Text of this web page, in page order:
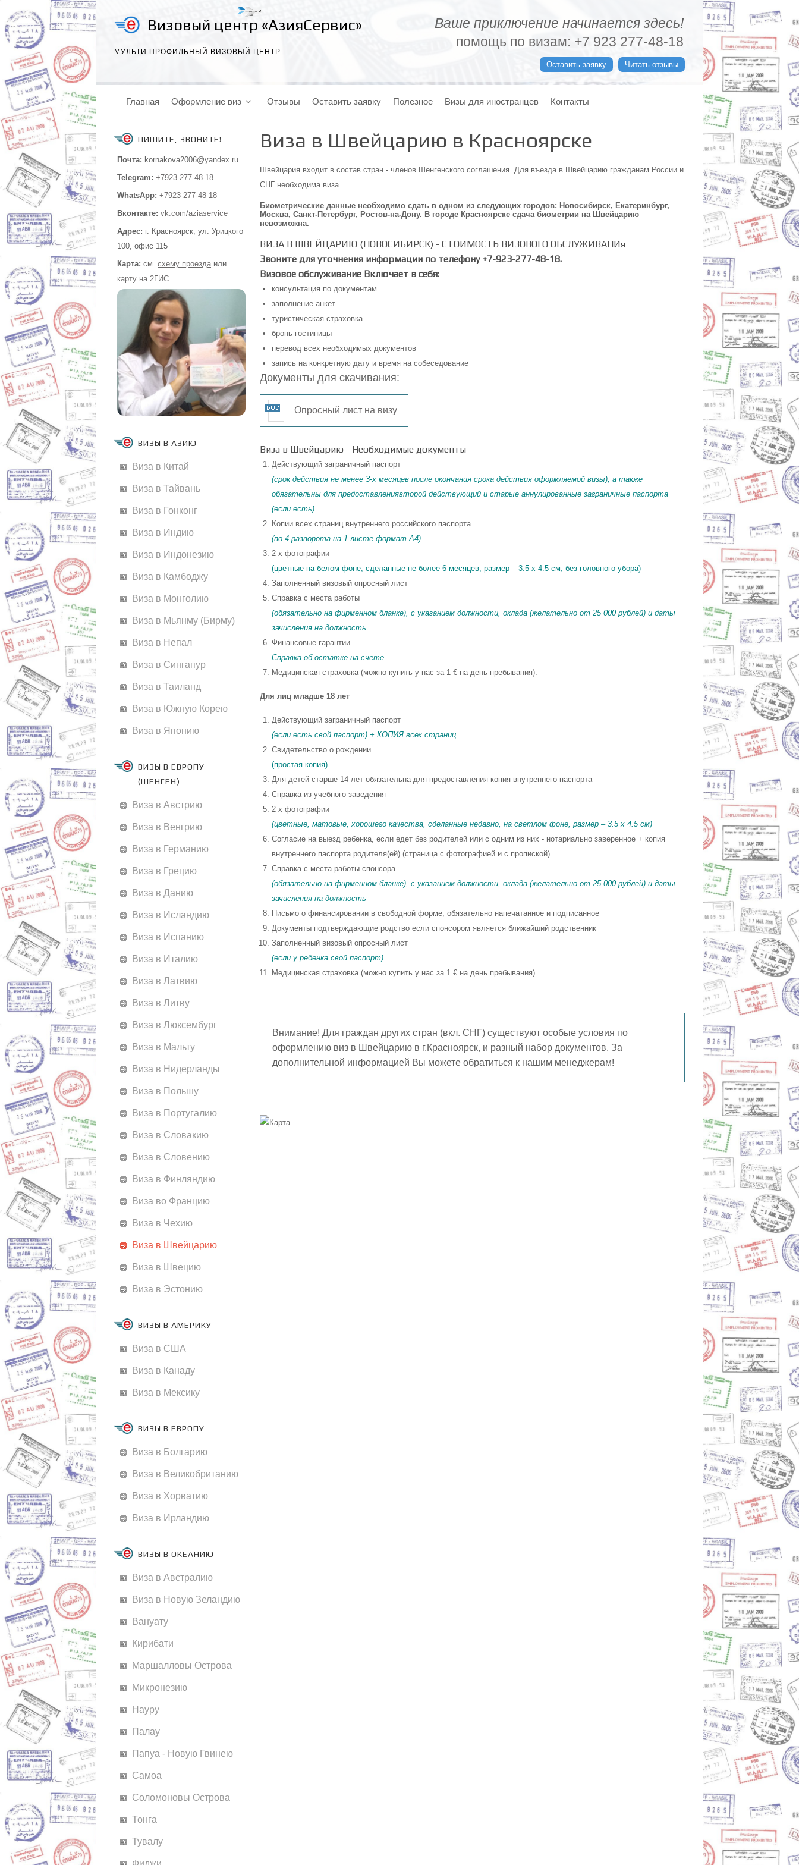
Визовый центр «АзияСервис»
МУЛЬТИ ПРОФИЛЬНЫЙ ВИЗОВЫЙ ЦЕНТР
Ваше приключение начинается здесь!
помощь по визам: +7 923 277-48-18
Оставить заявку Читать отзывы
Главная Оформление виз Отзывы Оставить заявку Полезное Визы для иностранцев Контакты
ПИШИТЕ, ЗВОНИТЕ!
Почта: kornakova2006@yandex.ru
Telegram: +7923-277-48-18
WhatsApp: +7923-277-48-18
Вконтакте: vk.com/aziaservice
Адрес: г. Красноярск, ул. Урицкого
100, офис 115
Карта: см. схему проездаили
карту на 2ГИС
ВИЗЫ В АЗИЮ
Виза в Китай
Виза в Тайвань
Виза в Гонконг
Виза в Индию
Виза в Индонезию
Виза в Камбоджу
Виза в Монголию
Виза в Мьянму (Бирму)
Виза в Непал
Виза в Сингапур
Виза в Таиланд
Виза в Южную Корею
Виза в Японию
ВИЗЫ В ЕВРОПУ
(ШЕНГЕН)
Виза в Австрию
Виза в Венгрию
Виза в Германию
Виза в Грецию
Виза в Данию
Виза в Исландию
Виза в Испанию
Виза в Италию
Виза в Латвию
Виза в Литву
Виза в Люксембург
Виза в Мальту
Виза в Нидерланды
Виза в Польшу
Виза в Португалию
Виза в Словакию
Виза в Словению
Виза в Финляндию
Виза во Францию
Виза в Чехию
Виза в Швейцарию
Виза в Швецию
Виза в Эстонию
ВИЗЫ В АМЕРИКУ
Виза в США
Виза в Канаду
Виза в Мексику
ВИЗЫ В ЕВРОПУ
Виза в Болгарию
Виза в Великобританию
Виза в Хорватию
Виза в Ирландию
ВИЗЫ В ОКЕАНИЮ
Виза в Австралию
Виза в Новую Зеландию
Вануату
Кирибати
Маршалловы Острова
Микронезию
Науру
Палау
Папуа - Новую Гвинею
Самоа
Соломоновы Острова
Тонга
Тувалу
Виза в Швейцарию в Красноярске
Швейцария входит в состав стран - членов Шенгенского соглашения. Для въезда в Швейцарию гражданам России и
СНГ необходима виза.
Биометрические данные необходимо сдать в одном из следующих городов: Новосибирск, Екатеринбург,
Москва, Санкт-Петербург, Ростов-на-Дону. В городе Красноярске сдача биометрии на Швейцарию
невозможна.
ВИЗА В ШВЕЙЦАРИЮ (НОВОСИБИРСК) - СТОИМОСТЬ ВИЗОВОГО ОБСЛУЖИВАНИя
Звоните для уточнения информации по телефону +7-923-277-48-18.
Визовое обслуживание Включает в себя:
консультация по документам
заполнение анкет
туристическая страховка
бронь гостиницы
перевод всех необходимых документов
запись на конкретную дату и время на собеседование
Документы для скачивания:
Опросный лист на визу
Виза в Швейцарию - Необходимые документы
Действующий заграничный паспорт
(срок действия не менее 3-х месяцев после окончания срока действия оформляемой визы), а также
обязательны для предоставлениявторой действующий и старые аннулированные заграничные паспорта
(если есть)
Копии всех страниц внутреннего российского паспорта
(по 4 разворота на 1 листе формат A4)
2 x фотографии
(цветные на белом фоне, сделанные не более 6 месяцев, размер – 3.5 x 4.5 см, без головного убора)
Заполненный визовый опросный лист
Справка с места работы
(обязательно на фирменном бланке), с указанием должности, оклада (желательно от 25 000 рублей) и даты
зачисления на должность
Финансовые гарантии
Справка об остатке на счете
Медицинская страховка (можно купить у нас за 1 € на день пребывания).
Для лиц младше 18 лет
Действующий заграничный паспорт
(если есть свой паспорт) + КОПИЯ всех страниц
Свидетельство о рождении
(простая копия)
Для детей старше 14 лет обязательна для предоставления копия внутреннего паспорта
Справка из учебного заведения
2 x фотографии
(цветные, матовые, хорошего качества, сделанные недавно, на светлом фоне, размер – 3.5 x 4.5 см)
Согласие на выезд ребенка, если едет без родителей или с одним из них - нотариально заверенное + копия
внутреннего паспорта родителя(ей) (страница с фотографией и с пропиской)
Справка с места работы спонсора
(обязательно на фирменном бланке), с указанием должности, оклада (желательно от 25 000 рублей) и даты
зачисления на должность
Письмо о финансировании в свободной форме, обязательно напечатанное и подписанное
Документы подтверждающие родство если спонсором является ближайший родственник
Заполненный визовый опросный лист
(если у ребенка свой паспорт)
Медицинская страховка (можно купить у нас за 1 € на день пребывания).
Внимание! Для граждан других стран (вкл. СНГ) существуют особые условия по
оформлению виз в Швейцарию в г.Красноярск, и разный набор документов. За
дополнительной информацией Вы можете обратиться к нашим менеджерам!